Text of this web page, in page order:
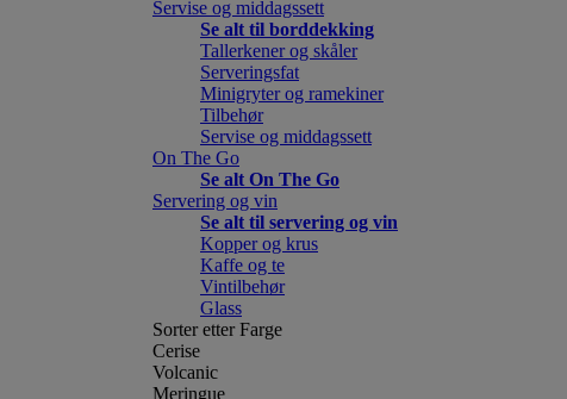
Servise og middagssett
Se alt til borddekking
Tallerkener og skåler
Serveringsfat
Minigryter og ramekiner
Tilbehør
Servise og middagssett
On The Go
Se alt On The Go
Servering og vin
Se alt til servering og vin
Kopper og krus
Kaffe og te
Vintilbehør
Glass
Sorter etter Farge
Cerise
Volcanic
Meringue